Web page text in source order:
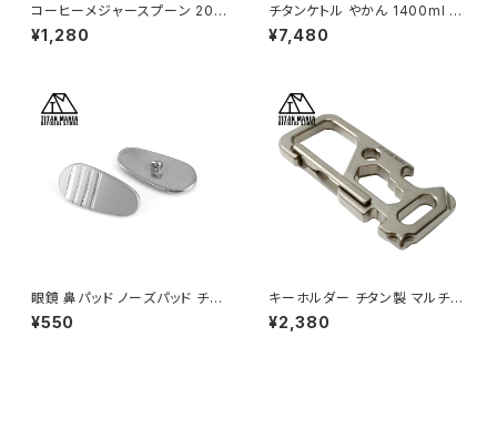
コーヒーメジャースプーン 20m
l 計量 スプーン チタン製 軽量
食器 カトラリー 調理器具 キッチ
¥1,280
チタンケトル やかん 1400ml ケ
トル ケットル キャンプ キャンプ
ケトル アウトドアケトル チタン
ャンプ用品 収納袋付き
¥7,480
眼鏡 鼻パッド ノーズパッド チタ
ン製 Ver1 超軽量 ネジ式 メガ
ネパット 鼻パット チタンメタルパ
¥550
キーホルダー チタン製 マルチツ
ール EDCツール カラビナ キー
リング付き 軽量 頑丈 錆びない
¥2,380